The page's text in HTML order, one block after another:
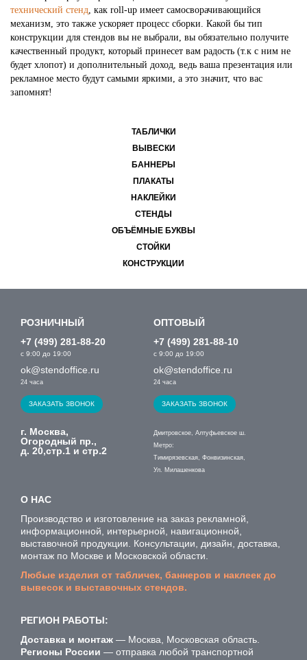
технический стенд , как roll-up имеет самосворачивающийся
механизм, это также ускоряет процесс сборки. Какой бы тип
конструкции для стендов вы не выбрали, вы обязательно получите
качественный продукт, который принесет вам радость (т.к с ним не
будет хлопот) и дополнительный доход, ведь ваша презентация или
рекламное место будут самыми яркими, а это значит, что вас
запомнят!
ТАБЛИЧКИ
ВЫВЕСКИ
БАННЕРЫ
ПЛАКАТЫ
НАКЛЕЙКИ
СТЕНДЫ
ОБЪЁМНЫЕ БУКВЫ
СТОЙКИ
КОНСТРУКЦИИ
РОЗНИЧНЫЙ
+7 (499) 281-88-20
с 9:00 до 19:00
ok@stendoffice.ru
24 часа
ЗАКАЗАТЬ ЗВОНОК
ОПТОВЫЙ
+7 (499) 281-88-10
с 9:00 до 19:00
ok@stendoffice.ru
24 часа
ЗАКАЗАТЬ ЗВОНОК
г. Москва,
Огородный пр.,
д. 20,стр.1 и стр.2
Дмитровское, Алтуфьевское ш.
Метро:
Тимирязевская, Фонвизинская,
Ул. Милашенкова
О НАС
Производство и изготовление на заказ рекламной,
информационной, интерьерной, навигационной,
выставочной продукции. Консультации, дизайн, доставка,
монтаж по Москве и Московской области.
Любые изделия от табличек, баннеров и наклеек до
вывесок и выставочных стендов.
РЕГИОН РАБОТЫ:
Доставка и монтаж — Москва, Московская область.
Регионы России — отправка любой транспортной